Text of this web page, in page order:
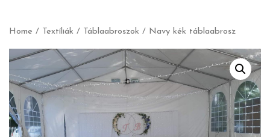
Home / Textíliák / Táblaabroszok / Navy kék táblaabrosz